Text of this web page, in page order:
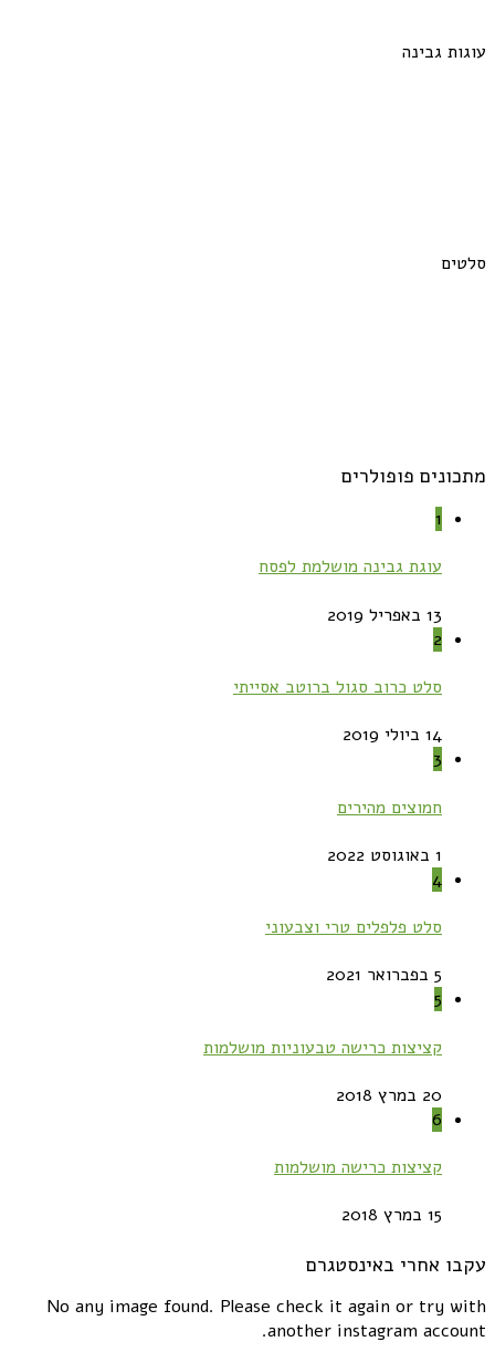
עוגות גבינה
סלטים
מתכונים פופולרים
1
עוגת גבינה מושלמת לפסח
13 באפריל 2019
2
סלט כרוב סגול ברוטב אסייתי
14 ביולי 2019
3
חמוצים מהירים
1 באוגוסט 2022
4
סלט פלפלים טרי וצבעוני
5 בפברואר 2021
5
קציצות כרישה טבעוניות מושלמות
20 במרץ 2018
6
קציצות כרישה מושלמות
15 במרץ 2018
עקבו אחרי באינסטגרם
No any image found. Please check it again or try with
another instagram account.